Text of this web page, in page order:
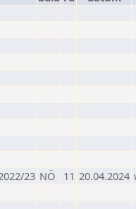
23 NÖ 11 20.04.2024